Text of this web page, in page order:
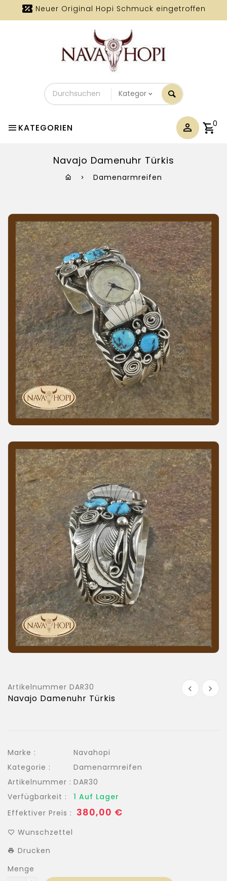
Neuer Original Hopi Schmuck eingetroffen
Durchsuchen
Sie
unseren
KATEGORIEN 0
Navajo Damenuhr Türkis
Damenarmreifen
Artikelnummer DAR30
Navajo Damenuhr Türkis
Marke :
Navahopi
Kategorie :
Damenarmreifen
Artikelnummer : DAR30
Verfügbarkeit :
1 Auf Lager
Effektiver Preis : Normaler
380,00 €
Wunschzettel
Drucken
Menge